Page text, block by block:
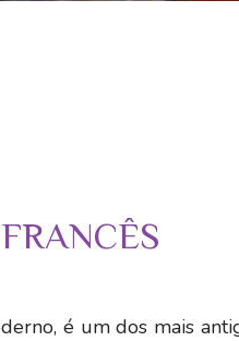
é um dos mais